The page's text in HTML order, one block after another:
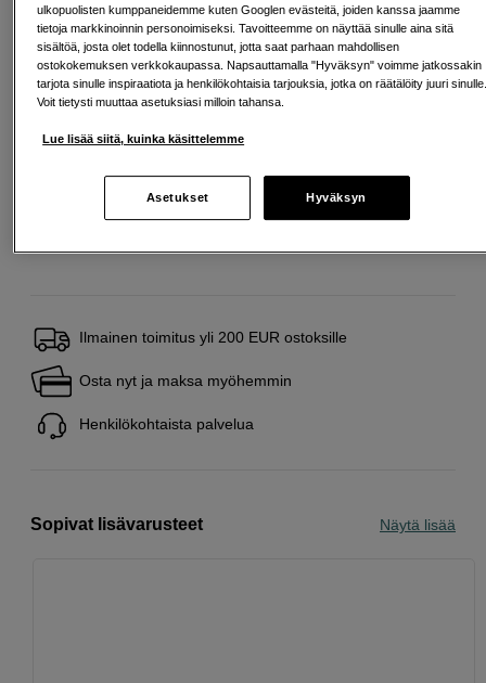
liittymien tekemistä ja uusien lainojen saamista. Apua saat kuntasi talous- ja
velkaneuvonnasta. Yhteystiedot löydät sivulta kkv.fi (avautuu uuteen
välilehteen)
200 € alennus telejatkeesta
Saat nyt 200 € alennuksen telejatkeesta (Sony
SEL20TC tai SEL14TC), kun ostat tämän
Enintään yksi alennettu tuote ostosta kohden.
Lue lisää
Ilmainen toimitus yli 200 EUR ostoksille
Osta nyt ja maksa myöhemmin
Henkilökohtaista palvelua
Sopivat lisävarusteet Näytä lisää
ulkopuolisten kumppaneidemme kuten Googlen evästeitä, joiden kanssa jaamme
tietoja markkinoinnin personoimiseksi. Tavoitteemme on näyttää sinulle aina sitä
sisältöä, josta olet todella kiinnostunut, jotta saat parhaan mahdollisen
ostokokemuksen verkkokaupassa. Napsauttamalla "Hyväksyn" voimme jatkossakin
tarjota sinulle inspiraatiota ja henkilökohtaisia tarjouksia, jotka on räätälöity juuri
Voit tietysti muuttaa asetuksiasi milloin tahansa.
Lue lisää siitä, kuinka käsittelemme
Asetukset Hyväksyn